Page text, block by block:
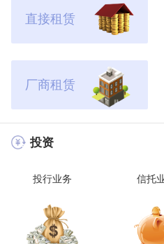
直接租赁
厂商租赁
投资
投行业务 信托